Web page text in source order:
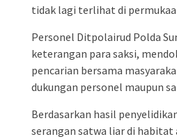
tidak lagi terlihat di
Personel Ditpolairud Polda
keterangan para saksi,
pencarian bersama
dukungan personel maupun
Berdasarkan hasil
serangan satwa liar di habitat